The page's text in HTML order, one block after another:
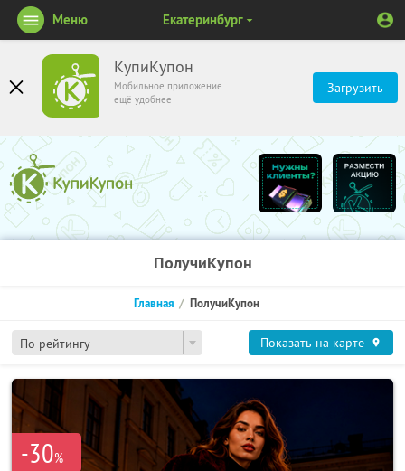
КупиКупон
Мобильное приложение
ещё удобнее
Загрузить
Меню Екатеринбург
ПолучиКупон
По рейтингу
Главная ПолучиКупон
Показать на карте
-30%